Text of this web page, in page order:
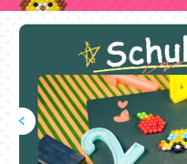
Was sind Aquabeads?
Filme